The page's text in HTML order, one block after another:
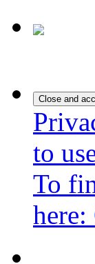
to
To
here: